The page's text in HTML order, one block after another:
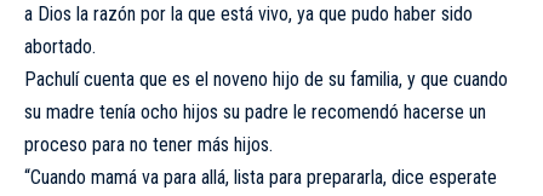
a Dios la razón por la que está vivo, ya que pudo haber sido
abortado.
Pachulí cuenta que es el noveno hijo de su familia, y que cuando
su madre tenía ocho hijos su padre le recomendó hacerse un
proceso para no tener más hijos.
“Cuando mamá va para allá, lista para prepararla, dice esperate